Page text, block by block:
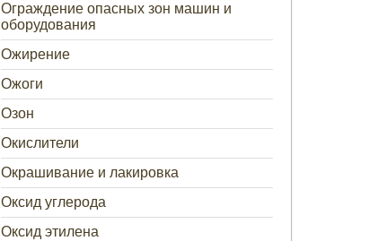
Ограждение опасных зон машин и
оборудования
Ожирение
Ожоги
Озон
Окислители
Окрашивание и лакировка
Оксид углерода
Оксид этилена